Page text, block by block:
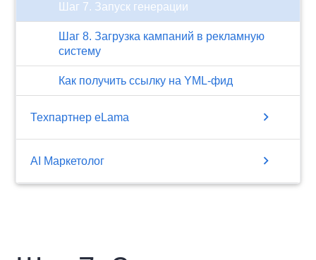
Шаг 7. Запуск генерации
Шаг 8. Загрузка кампаний в рекламную
систему
Как получить ссылку на YML-фид
Техпартнер eLama chevron_right
AI Маркетолог chevron_right